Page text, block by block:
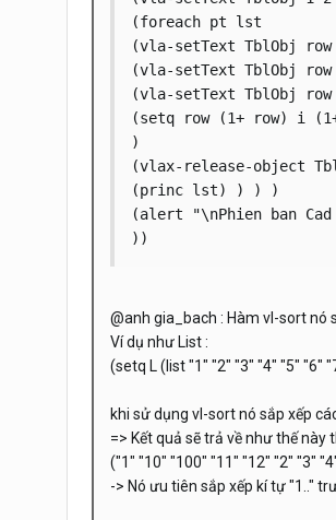
(foreach pt lst
(vla-setText TblObj
(vla-setText TblObj
(vla-setText TblObj
(setq row (1+ row) i
)
(vlax-release-object
(princ lst) ) ) )
(alert "\nPhien ban Cad
@anh gia_bach : Hàm vl-sort nó
Ví dụ như List :
(setq L (list "1" "2" "3" "4" "5" "6"
khi sử dụng vl-sort nó sắp xếp
=> Kết quả sẽ trả về như thế này
("1" "10" "100" "11" "12" "2" "3"
-> Nó ưu tiên sắp xếp kí tự "1.."